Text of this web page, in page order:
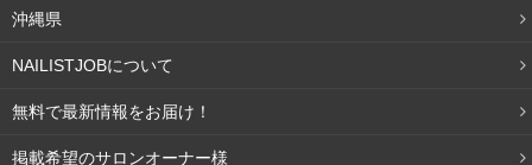
資格
沖縄県
NAILISTJOBについて
無料で最新情報をお届け！
掲載希望のサロンオーナー様